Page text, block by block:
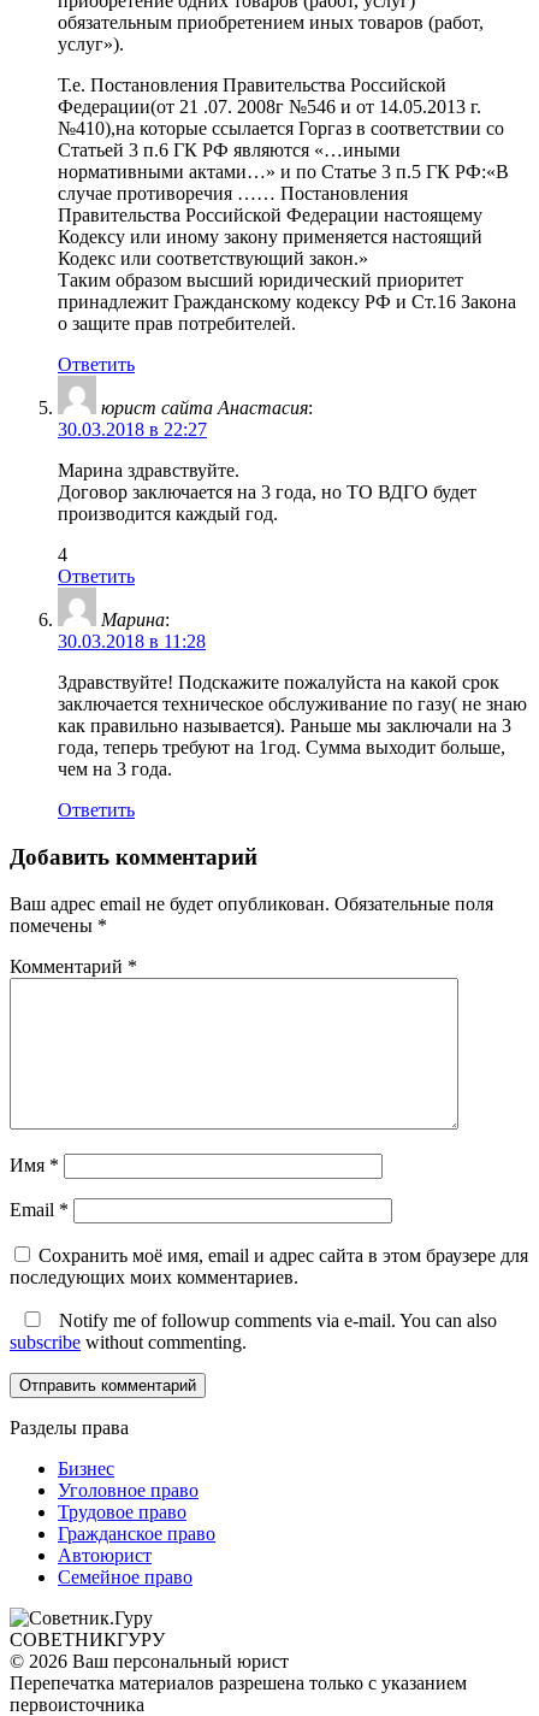
обязательным приобретением иных товаров (работ,
услуг»).
Т.е. Постановления Правительства Российской
Федерации(от 21 .07. 2008г №546 и от 14.05.2013 г.
№410),на которые ссылается Горгаз в соответствии со
Статьей 3 п.6 ГК РФ являются «…иными
нормативными актами…» и по Статье 3 п.5 ГК РФ:«В
случае противоречия …… Постановления
Правительства Российской Федерации настоящему
Кодексу или иному закону применяется настоящий
Кодекс или соответствующий закон.»
Таким образом высший юридический приоритет
принадлежит Гражданскому кодексу РФ и Ст.16 Закона
о защите прав потребителей.
Ответить
юрист сайта Анастасия:
30.03.2018 в 22:27
Марина здравствуйте.
Договор заключается на 3 года, но ТО ВДГО будет
производится каждый год.
4
Ответить
Марина:
30.03.2018 в 11:28
Здравствуйте! Подскажите пожалуйста на какой срок
заключается техническое обслуживание по газу( не знаю
как правильно называется). Раньше мы заключали на 3
года, теперь требуют на 1год. Сумма выходит больше,
чем на 3 года.
Ответить
Добавить комментарий
Ваш адрес email не будет опубликован. Обязательные поля
помечены *
Комментарий *
Имя *
Email *
Сохранить моё имя, email и адрес сайта в этом браузере для
последующих моих комментариев.
Notify me of followup comments via e-mail. You can also
subscribe without commenting.
Разделы права
Бизнес
Уголовное право
Трудовое право
Гражданское право
Автоюрист
Семейное право
СОВЕТНИКГУРУ
© 2026 Ваш персональный юрист
Перепечатка материалов разрешена только с указанием
первоисточника